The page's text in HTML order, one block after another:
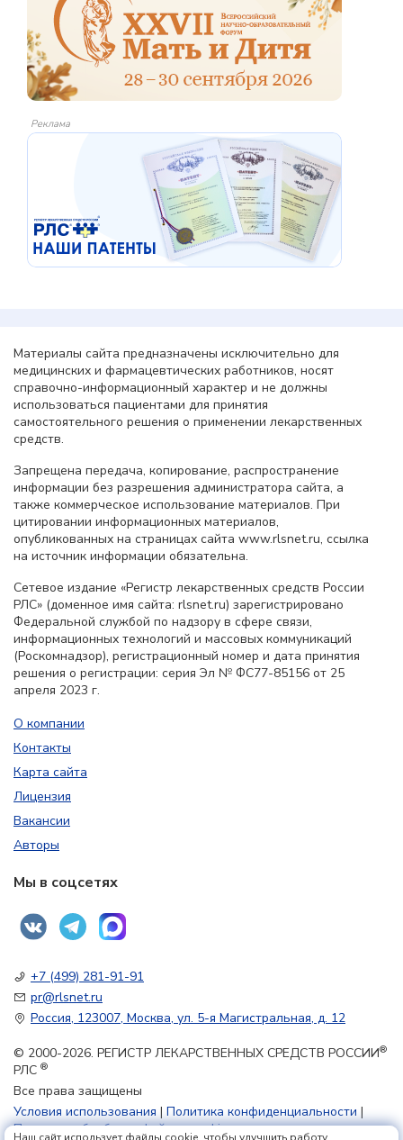
Реклама
Материалы сайта предназначены исключительно для
медицинских и фармацевтических работников, носят
справочно-информационный характер и не должны
использоваться пациентами для принятия
самостоятельного решения о применении лекарственных
средств.
Запрещена передача, копирование, распространение
информации без разрешения администратора сайта, а
также коммерческое использование материалов. При
цитировании информационных материалов,
опубликованных на страницах сайта www.rlsnet.ru, ссылка
на источник информации обязательна.
Сетевое издание «Регистр лекарственных средств России
РЛС» (доменное имя сайта: rlsnet.ru) зарегистрировано
Федеральной службой по надзору в сфере связи,
информационных технологий и массовых коммуникаций
(Роскомнадзор), регистрационный номер и дата принятия
решения о регистрации: серия Эл № ФС77-85156 от 25
апреля 2023 г.
О компании
Контакты
Карта сайта
Лицензия
Вакансии
Авторы
Мы в соцсетях
+7 (499) 281-91-91
pr@rlsnet.ru
Россия, 123007, Москва, ул. 5-я Магистральная, д. 12
© 2000-2026. РЕГИСТР ЛЕКАРСТВЕННЫХ СРЕДСТВ РОССИИ®
РЛС ®
Все права защищены
Условия использования | Политика конфиденциальности |
Политика обработки файлов cookie